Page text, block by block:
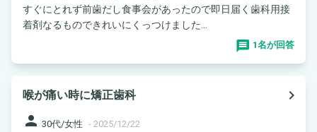
すぐにとれず前歯だし食事会があったので即日届く歯科用接
着剤なるものできれいにくっつけました...
1名が回答
喉が痛い時に矯正歯科
navigate_next
person 30代/女性 - 2025/12/22